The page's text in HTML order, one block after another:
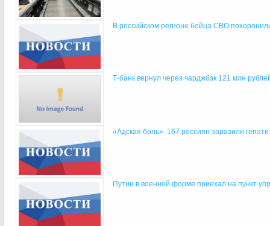
В российском регионе бойца СВО
Т-банк вернул через чарджбэк 121 млн
«Адская боль». 167 россиян заразили
Путин в военной форме приехал на пункт